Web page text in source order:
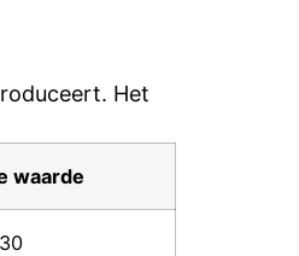
Het
waarde